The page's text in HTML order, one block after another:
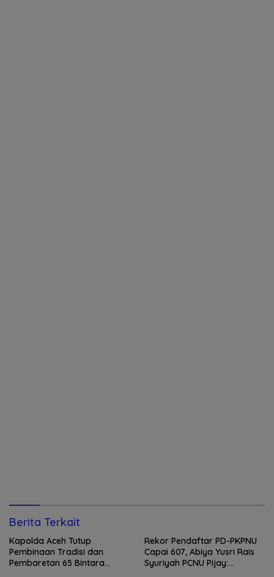
Berita Terkait
Kapolda Aceh Tutup
Pembinaan Tradisi dan
Pembaretan 65 Bintara
Rekor Pendaftar PD-PKPNU
Capai 607, Abiya Yusri Rais
Syuriyah PCNU Pijay: